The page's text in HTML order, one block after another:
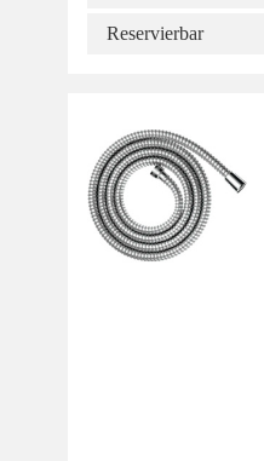
Reservierbar